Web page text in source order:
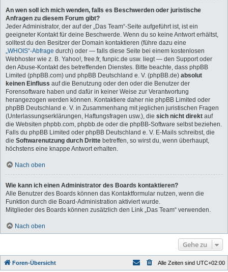
An wen soll ich mich wenden, falls es Beschwerden oder juristische
Anfragen zu diesem Forum gibt?
Jeder Administrator, der auf der „Das Team“-Seite aufgeführt ist, ist ein
geeigneter Kontakt für deine Beschwerde. Wenn du so keine Antwort erhältst,
solltest du den Besitzer der Domain kontaktieren (führe dazu eine
„WHOIS“-Abfrage durch) oder — falls diese Seite bei einem kostenlosen
Webhoster wie z. B. Yahoo!, free.fr, funpic.de usw. liegt — den Support oder
den Abuse-Kontakt des betreffenden Dienstes. Bitte beachte, dass phpBB
Limited (phpBB.com) und phpBB Deutschland e. V. (phpBB.de) absolut
keinen Einfluss auf die Benutzung oder den oder die Benutzer der
Forensoftware haben und dafür in keiner Weise zur Verantwortung
herangezogen werden können. Kontaktiere daher nie phpBB Limited oder
phpBB Deutschland e. V. in Zusammenhang mit jeglichen juristischen Fragen
(Unterlassungserklärungen, Haftungsfragen usw.), die sich nicht direkt auf
die Websiten phpbb.com, phpbb.de oder die phpBB-Software selbst beziehen.
Falls du phpBB Limited oder phpBB Deutschland e. V. E-Mails schreibst, die
die Softwarenutzung durch Dritte betreffen, so wirst du, wenn überhaupt,
höchstens eine knappe Antwort erhalten.
Nach oben
Wie kann ich einen Administrator des Boards kontaktieren?
Alle Benutzer des Boards können das Kontaktformular nutzen, wenn die
Funktion durch die Board-Administration aktiviert wurde.
Mitglieder des Boards können zusätzlich den Link „Das Team“ verwenden.
Nach oben
Gehe zu
Foren-Übersicht Alle Zeiten sind UTC+02:00